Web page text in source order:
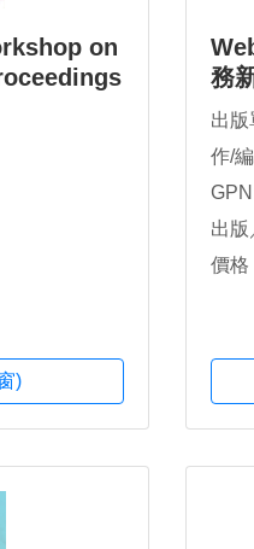
on
)
務
出版
作/
出版
價格